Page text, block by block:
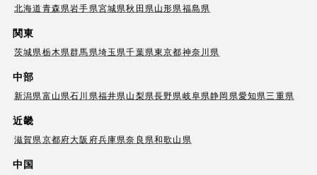
北海道青森県岩手県宮城県秋田県山形県福島県
関東
茨城県栃木県群馬県埼玉県千葉県東京都神奈川県
中部
新潟県富山県石川県福井県山梨県長野県岐阜県静岡県愛知県三重県
近畿
滋賀県京都府大阪府兵庫県奈良県和歌山県
中国